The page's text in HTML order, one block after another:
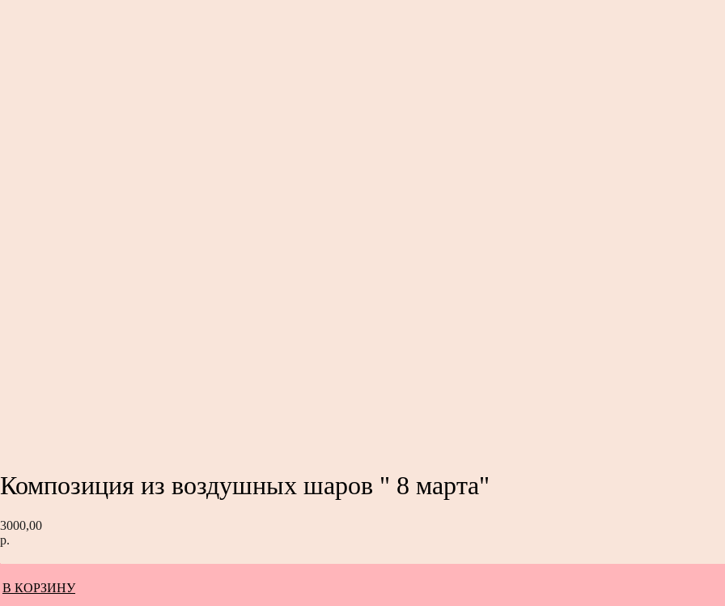
Композиция из воздушных шаров " 8 марта"
3000,00
р.
В КОРЗИНУ